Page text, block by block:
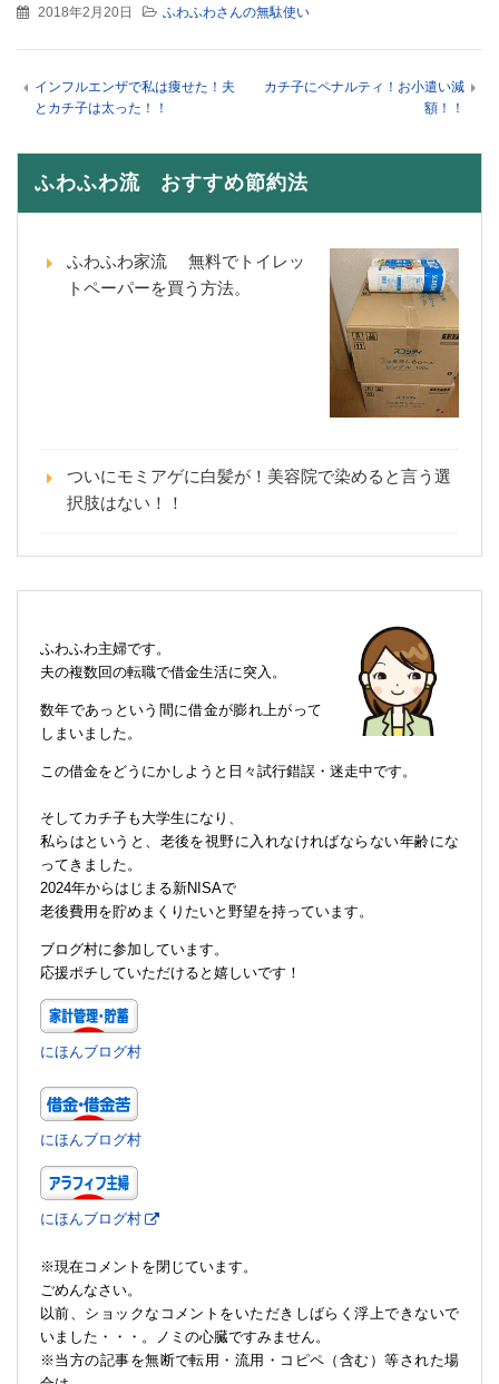
2018年2月20日 ふわふわさんの無駄使い
インフルエンザで私は痩せた！夫
とカチ子は太った！！
カチ子にペナルティ！お小遣い減
額！！
ふわふわ流 おすすめ節約法
ふわふわ家流 無料でトイレッ
トペーパーを買う方法。
ついにモミアゲに白髪が！美容院で染めると言う選
択肢はない！！
ふわふわ主婦です。
夫の複数回の転職で借金生活に突入。
数年であっという間に借金が膨れ上がって
しまいました。
この借金をどうにかしようと日々試行錯誤・迷走中です。
そしてカチ子も大学生になり、
私らはというと、老後を視野に入れなければならない年齢にな
ってきました。
2024年からはじまる新NISAで
老後費用を貯めまくりたいと野望を持っています。
ブログ村に参加しています。
応援ポチしていただけると嬉しいです！
にほんブログ村
にほんブログ村
にほんブログ村
※現在コメントを閉じています。
ごめんなさい。
以前、ショックなコメントをいただきしばらく浮上できないで
いました・・・。ノミの心臓ですみません。
※当方の記事を無断で転用・流用・コピペ（含む）等された場